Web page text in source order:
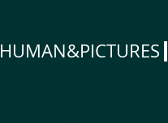
HUMAN&PICTURES